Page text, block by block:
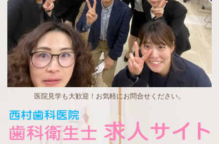
医院見学も大歓迎！お気軽にお問合せください。